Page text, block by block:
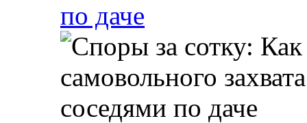
по даче